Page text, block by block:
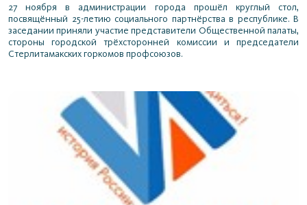
27 ноября в администрации города прошёл круглый стол,
посвящённый 25-летию социального партнёрства в республике. В
заседании приняли участие представители Общественной палаты,
стороны городской трёхсторонней комиссии и председатели
Стерлитамакских горкомов профсоюзов.